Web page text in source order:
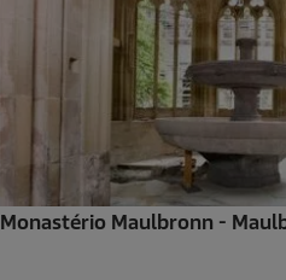
Monastério Maulbronn -